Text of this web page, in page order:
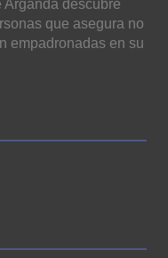
Arganda descubre
que asegura no
empadronadas en su